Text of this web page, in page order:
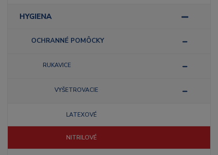
HYGIENA
OCHRANNÉ POMÔCKY
RUKAVICE
VYŠETROVACIE
LATEXOVÉ
NITRILOVÉ